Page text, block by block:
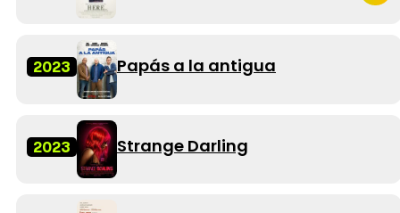
2023 Papás a la antigua
2023 Strange Darling